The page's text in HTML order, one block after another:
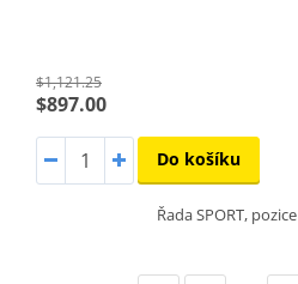
$1,121.25
$897.00
Do košíku
Řada SPORT,